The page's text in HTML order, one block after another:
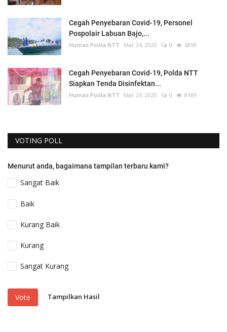
Cegah Penyebaran Covid-19, Personel
Pospolair Labuan Bajo,...
Humas Polda NTT Mar 24, 2020 0 6859
Cegah Penyebaran Covid-19, Polda NTT
Siapkan Tenda Disinfektan...
Humas Polda NTT Mar 23, 2020 0 8189
VOTING POLL
Menurut anda, bagaimana tampilan terbaru kami?
Sangat Baik
Baik
Kurang Baik
Kurang
Sangat Kurang
Vote Tampilkan Hasil